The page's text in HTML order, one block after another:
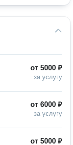
от 5000 ₽
за услугу
от 6000 ₽
за услугу
от 5000 ₽